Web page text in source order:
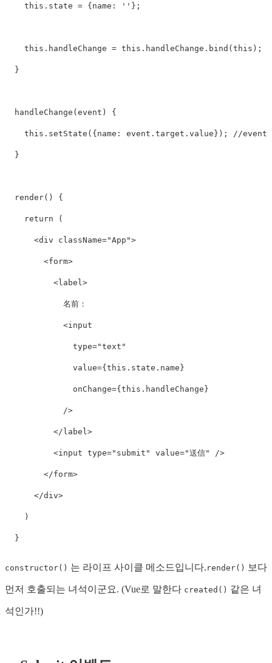
this . state = { name : '' };
this . handleChange = this . handleChange . bind ( this );
}
handleChange ( event ) {
this . setState ({ name : event . target . value }); //
}
render() {
return (
<div className="App">
<form>
< label >
            名前：
<input
type="text"
value={ this . state . name }
onChange={ this . handleChange }
/>
</ label >
<input type="submit" value="送信" />
</form>
</div>
)
}
constructor() 는 라이프 사이클 메소드입니다. render() 보다
먼저 호출되는 녀석이군요. (Vue로 말한다 created() 같은 녀
석인가!!)